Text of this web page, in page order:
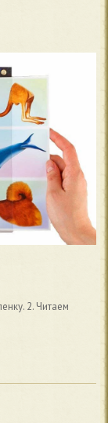
2. Читаем